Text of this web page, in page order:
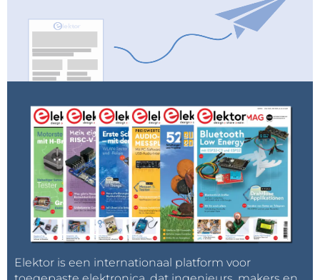
Elektor is een internationaal platform voor